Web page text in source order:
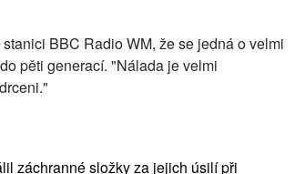
BBC Radio WM, že se jedná o velmi
pěti generací. "Nálada je velmi
záchranné složky za jejich úsilí při